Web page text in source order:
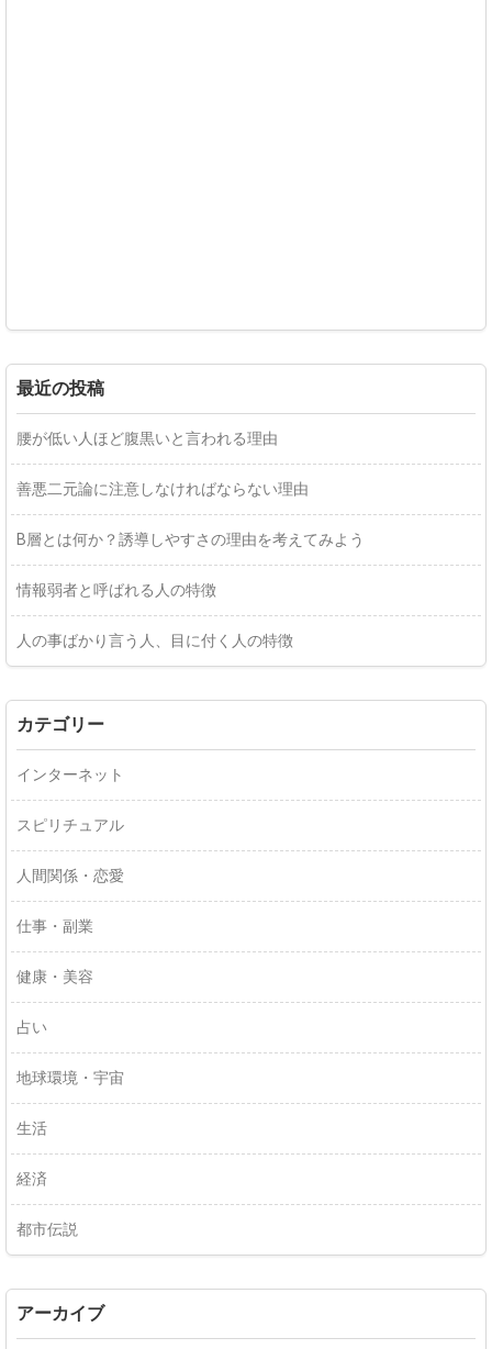
最近の投稿
腰が低い人ほど腹黒いと言われる理由
善悪二元論に注意しなければならない理由
B層とは何か？誘導しやすさの理由を考えてみよう
情報弱者と呼ばれる人の特徴
人の事ばかり言う人、目に付く人の特徴
カテゴリー
インターネット
スピリチュアル
人間関係・恋愛
仕事・副業
健康・美容
占い
地球環境・宇宙
生活
経済
都市伝説
アーカイブ